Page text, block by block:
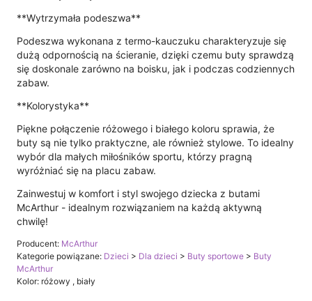
**Wytrzymała podeszwa**
Podeszwa wykonana z termo-kauczuku charakteryzuje się
dużą odpornością na ścieranie, dzięki czemu buty sprawdzą
się doskonale zarówno na boisku, jak i podczas codziennych
zabaw.
**Kolorystyka**
Piękne połączenie różowego i białego koloru sprawia, że
buty są nie tylko praktyczne, ale również stylowe. To idealny
wybór dla małych miłośników sportu, którzy pragną
wyróżniać się na placu zabaw.
Zainwestuj w komfort i styl swojego dziecka z butami
McArthur - idealnym rozwiązaniem na każdą aktywną
chwilę!
Producent: McArthur
Kategorie powiązane: Dzieci > Dla dzieci > Buty sportowe > Buty
McArthur
Kolor: różowy , biały